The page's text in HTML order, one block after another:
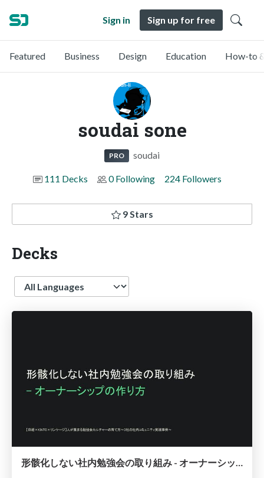
Sign in Sign up for free
Featured Business Design Education How-to
soudai sone
PRO soudai
111 Decks 0 Following 224 Followers
9 Stars
Decks
Language